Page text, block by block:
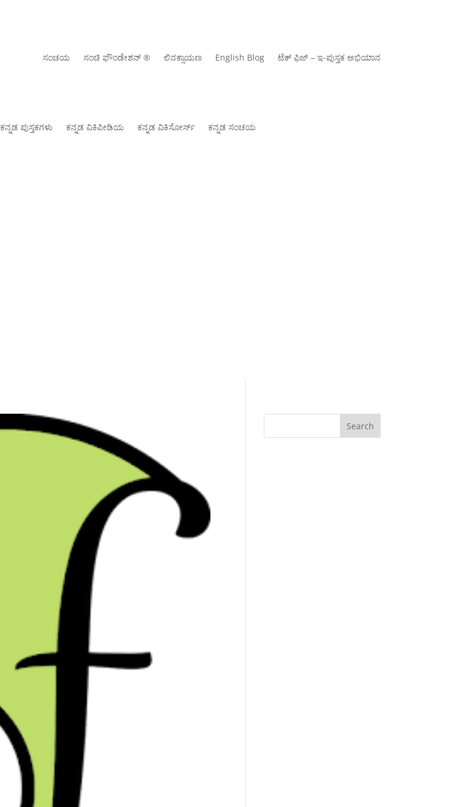
ಸಂಚಯ ಸಂಚಿ ಫೌಂಡೇಶನ್ ‍® ಲಿನಕ್ಸಾಯಣ ‍English Blog ಟೆಕ್ ಫಿಜ್ – ಇ-ಪುಸ್ತಕ ಅಭಿಯಾನ
ಕನ್ನಡ ಪುಸ್ತಕಗಳು ಕನ್ನಡ ವಿಕಿಪೀಡಿಯ ಕನ್ನಡ ವಿಕಿಸೋರ್ಸ್ ಕನ್ನಡ ಸಂಚಯ